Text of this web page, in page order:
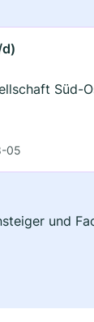
Süd-
05
und